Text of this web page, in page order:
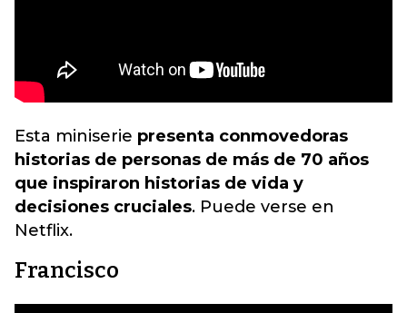
Esta miniserie presenta conmovedoras
historias de personas de más de 70 años
que inspiraron historias de vida y
decisiones cruciales. Puede verse en
Netflix.
Francisco